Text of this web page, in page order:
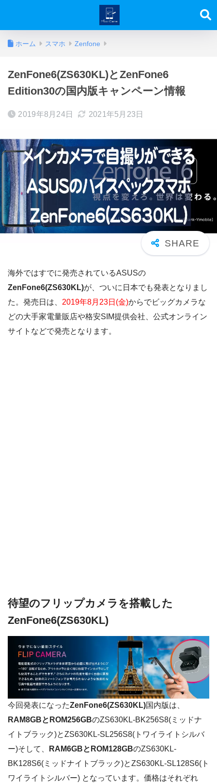
ホーム スマホ Zenfone
ZenFone6(ZS630KL)とZenFone6
Edition30の国内版キャンペーン情報
2019年8月24日 2021年5月23日
海外ではすでに発売されているASUSの
ZenFone6(ZS630KL)が、ついに日本でも発表となりまし
た。発売日は、 2019年8月23日(金)からでビッグカメラな
どの大手家電量販店や格安SIM提供会社、公式オンライン
サイトなどで発売となります。
待望のフリップカメラを搭載した
ZenFone6(ZS630KL)
今回発表になったZenFone6(ZS630KL)国内版は、
RAM8GBとROM256GBのZS630KL-BK256S8(ミッドナ
イトブラック)とZS630KL-SL256S8(トワイライトシルバ
ー)そして、
RAM6GBとROM128GBのZS630KL-
BK128S6(ミッドナイトブラック)とZS630KL-SL128S6(ト
ワイライトシルバー) となっています。価格はそれぞれ